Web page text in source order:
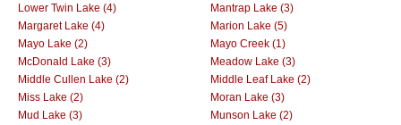
Lower Twin Lake (4)
Mantrap Lake (3)
Margaret Lake (4)
Marion Lake (5)
Mayo Lake (2)
Mayo Creek (1)
McDonald Lake (3)
Meadow Lake (3)
Middle Cullen Lake (2)
Middle Leaf Lake (2)
Miss Lake (2)
Moran Lake (3)
Mud Lake (3)
Munson Lake (2)